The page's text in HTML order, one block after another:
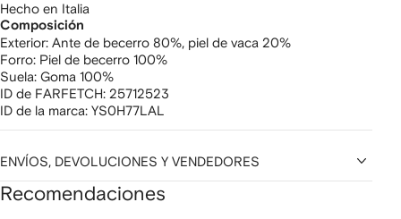
Hecho en Italia
Composición
Exterior: Ante de becerro 80%, piel de vaca 20%
Forro: Piel de becerro 100%
Suela: Goma 100%
ID de FARFETCH: 25712523
ID de la marca: YS0H77LAL
ENVÍOS, DEVOLUCIONES Y VENDEDORES
Recomendaciones